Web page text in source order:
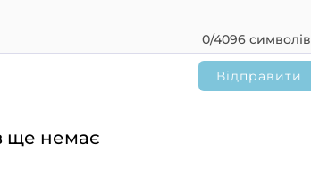
0/4096 символів
ще немає